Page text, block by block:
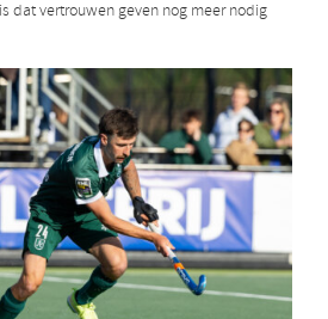
dat vertrouwen geven nog meer nodig